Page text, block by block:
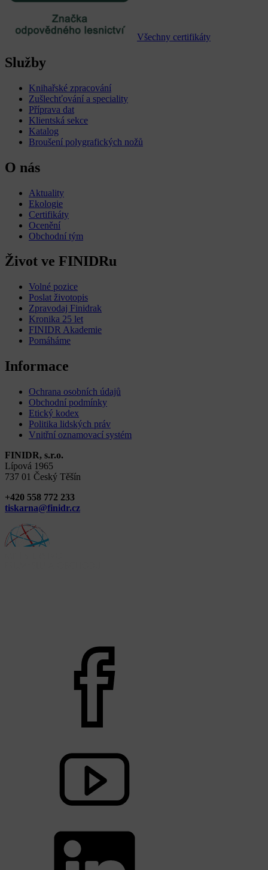
Všechny certifikáty
Služby
Knihařské zpracování
Zušlechťování a speciality
Příprava dat
Klientská sekce
Katalog
Broušení polygrafických nožů
O nás
Aktuality
Ekologie
Certifikáty
Ocenění
Obchodní tým
Život ve FINIDRu
Volné pozice
Poslat životopis
Zpravodaj Finidrak
Kronika 25 let
FINIDR Akademie
Pomáháme
Informace
Ochrana osobních údajů
Obchodní podmínky
Etický kodex
Politika lidských práv
Vnitřní oznamovací systém
FINIDR, s.r.o.
Lípová 1965
737 01 Český Těšín
+420 558 772 233
tiskarna@finidr.cz